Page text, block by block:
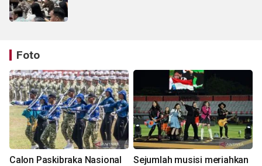
Foto
Calon Paskibraka Nasional
Sejumlah musisi meriahkan